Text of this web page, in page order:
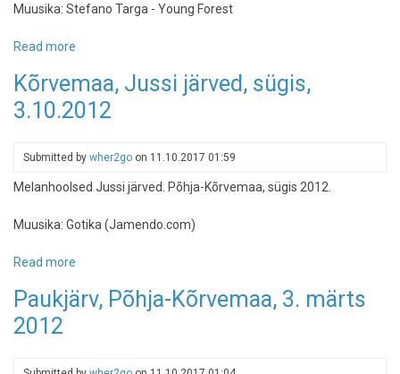
Muusika: Stefano Targa - Young Forest
Read more
-
Aegviidu,
Venemäe
26.05.2013
Kõrvemaa, Jussi järved, sügis,
3.10.2012
Submitted by wher2go on 11.10.2017 01:59
Melanhoolsed Jussi järved. Põhja-Kõrvemaa, sügis 2012.
Muusika: Gotika (Jamendo.com)
Read more
Jussi
Paukjärv, Põhja-Kõrvemaa, 3. märts
2012